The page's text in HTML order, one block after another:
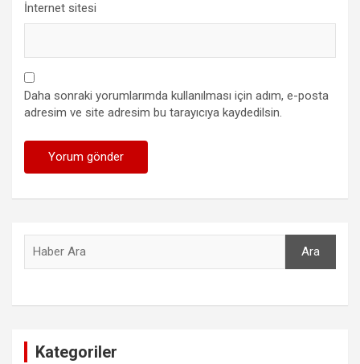
İnternet sitesi
Daha sonraki yorumlarımda kullanılması için adım, e-posta
adresim ve site adresim bu tarayıcıya kaydedilsin.
Ara
Kategoriler